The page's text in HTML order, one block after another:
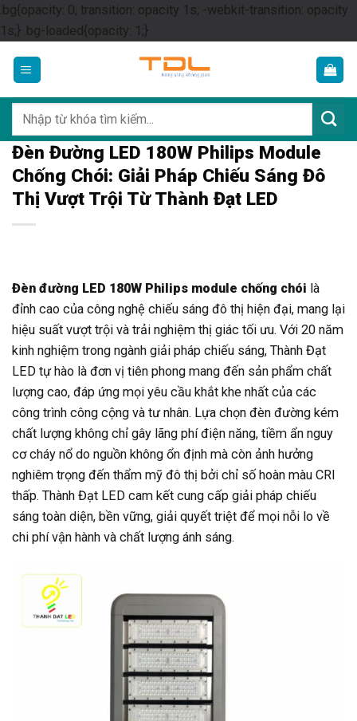
.bg{opacity: 0; transition: opacity 1s; -webkit-transition: opacity
1s;} .bg-loaded{opacity: 1;}Skip
content
kiếm:
Đèn Đường LED 180W Philips Module
Chống Chói: Giải Pháp Chiếu Sáng Đô
Thị Vượt Trội Từ Thành Đạt LED
Đèn đường LED 180W Philips module chống chói là
đỉnh cao của công nghệ chiếu sáng đô thị hiện đại, mang lại
hiệu suất vượt trội và trải nghiệm thị giác tối ưu. Với 20 năm
kinh nghiệm trong ngành giải pháp chiếu sáng, Thành Đạt
LED tự hào là đơn vị tiên phong mang đến sản phẩm chất
lượng cao, đáp ứng mọi yêu cầu khắt khe nhất của các
công trình công cộng và tư nhân. Lựa chọn đèn đường kém
chất lượng không chỉ gây lãng phí điện năng, tiềm ẩn nguy
cơ cháy nổ do nguồn không ổn định mà còn ảnh hưởng
nghiêm trọng đến thẩm mỹ đô thị bởi chỉ số hoàn màu CRI
thấp. Thành Đạt LED cam kết cung cấp giải pháp chiếu
sáng toàn diện, bền vững, giải quyết triệt để mọi nỗi lo về
chi phí vận hành và chất lượng ánh sáng.